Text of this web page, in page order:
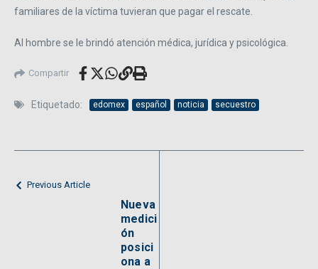
familiares de la víctima tuvieran que pagar el rescate.
Al hombre se le brindó atención médica, jurídica y psicológica.
Compartir
Etiquetado: edomex español noticia secuestro
Previous Article
Nueva
medici
ón
posici
ona a